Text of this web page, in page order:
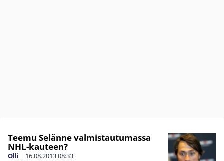
Teemu Selänne valmistautumassa
NHL-kauteen?
Olli | 16.08.201308:33